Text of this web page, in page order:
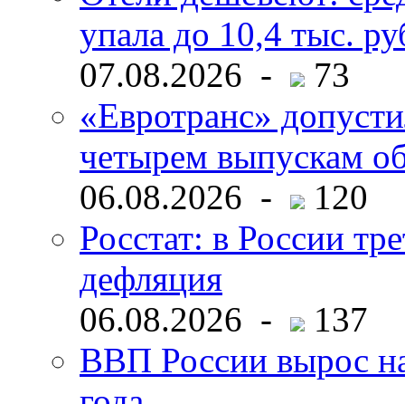
упала до 10,4 тыс.
07.08.2026 -
73
«Евротранс»
четырем выпускам
06.08.2026 -
120
Росстат: в России
дефляция
06.08.2026 -
137
ВВП России вырос